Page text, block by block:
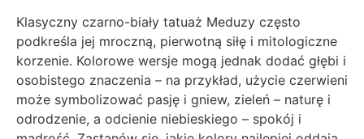
Klasyczny czarno-biały tatuaż Meduzy często
podkreśla jej mroczną, pierwotną siłę i mitologiczne
korzenie. Kolorowe wersje mogą jednak dodać głębi i
osobistego znaczenia – na przykład, użycie czerwieni
może symbolizować pasję i gniew, zieleń – naturę i
odrodzenie, a odcienie niebieskiego – spokój i